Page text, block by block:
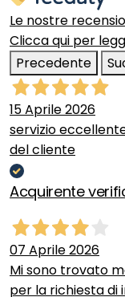
Le nostre
Clicca qui per
Precedente
15 Aprile 2026
servizio
del cliente
Acquirente
07 Aprile 2026
Mi sono trovato
per la richiesta di